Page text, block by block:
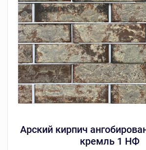
Арский кирпич
кремль 1 НФ